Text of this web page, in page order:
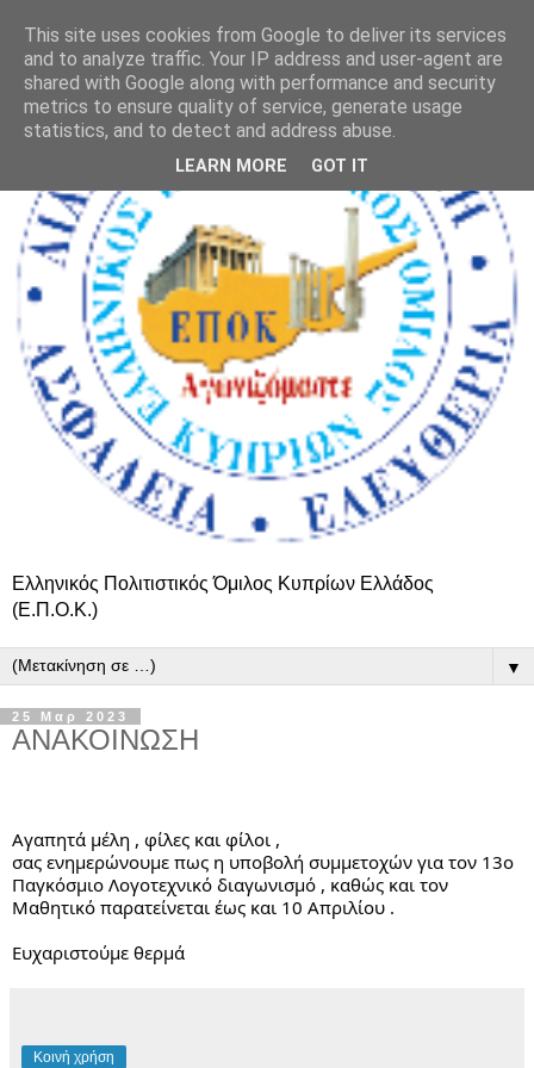
Ελληνικός Πολιτιστικός Όμιλος Κυπρίων Ελλάδος
(Ε.Π.Ο.Κ.)
▼
25 Μαρ 2023
ΑΝΑΚΟΙΝΩΣΗ
Αγαπητά μέλη , φίλες και φίλοι ,
σας ενημερώνουμε πως η υποβολή συμμετοχών για τον 13ο
Παγκόσμιο Λογοτεχνικό διαγωνισμό , καθώς και τον
Μαθητικό παρατείνεται έως και 10 Απριλίου .
Ευχαριστούμε θερμά
Κοινή χρήση
This site uses cookies from Google to deliver its services
and to analyze traffic. Your IP address and user-agent are
shared with Google along with performance and security
metrics to ensure quality of service, generate usage
statistics, and to detect and address abuse.
LEARN MORE GOT IT